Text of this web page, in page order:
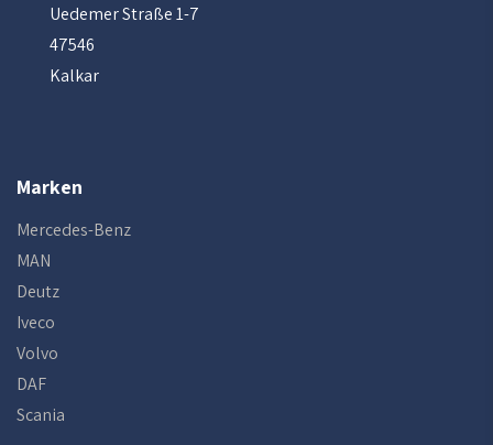
Uedemer Straße 1-7
47546
Kalkar
Marken
Mercedes-Benz
MAN
Deutz
Iveco
Volvo
DAF
Scania